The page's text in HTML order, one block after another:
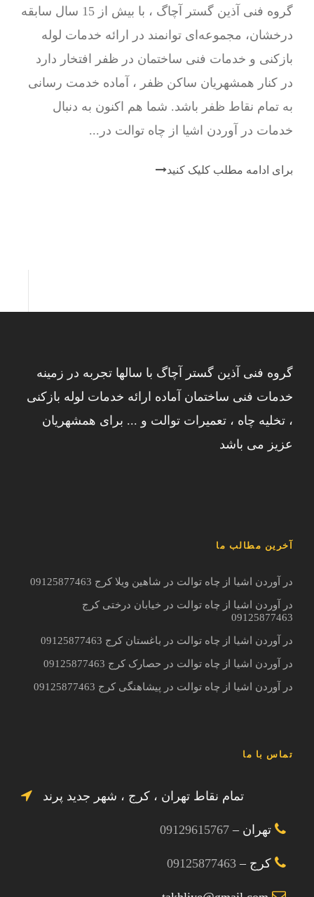
گروه فنی آذین گستر آچاگ ، با بیش از 15 سال سابقه
درخشان، مجموعه‌ای توانمند در ارائه خدمات لوله
بازکنی و خدمات فنی ساختمان در ظفر افتخار دارد
در کنار همشهریان ساکن ظفر ، آماده خدمت رسانی
به تمام نقاط ظفر باشد. شما هم اکنون به دنبال
خدمات در آوردن اشیا از چاه توالت در...
برای ادامه مطلب کلیک کنید
گروه فنی آذین گستر آچاگ با سالها تجربه در زمینه
خدمات فنی ساختمان آماده ارائه خدمات لوله بازکنی
، تخلیه چاه ، تعمیرات توالت و ... برای همشهریان
عزیز می باشد
آخرین مطالب ما
در آوردن اشیا از چاه توالت در شاهین ویلا کرج 09125877463
در آوردن اشیا از چاه توالت در خیابان درختی کرج
09125877463
در آوردن اشیا از چاه توالت در باغستان کرج 09125877463
در آوردن اشیا از چاه توالت در حصارک کرج 09125877463
در آوردن اشیا از چاه توالت در پیشاهنگی کرج 09125877463
تماس با ما
تمام نقاط تهران ، کرج ، شهر جدید پرند
تهران – 09129615767
کرج – 09125877463